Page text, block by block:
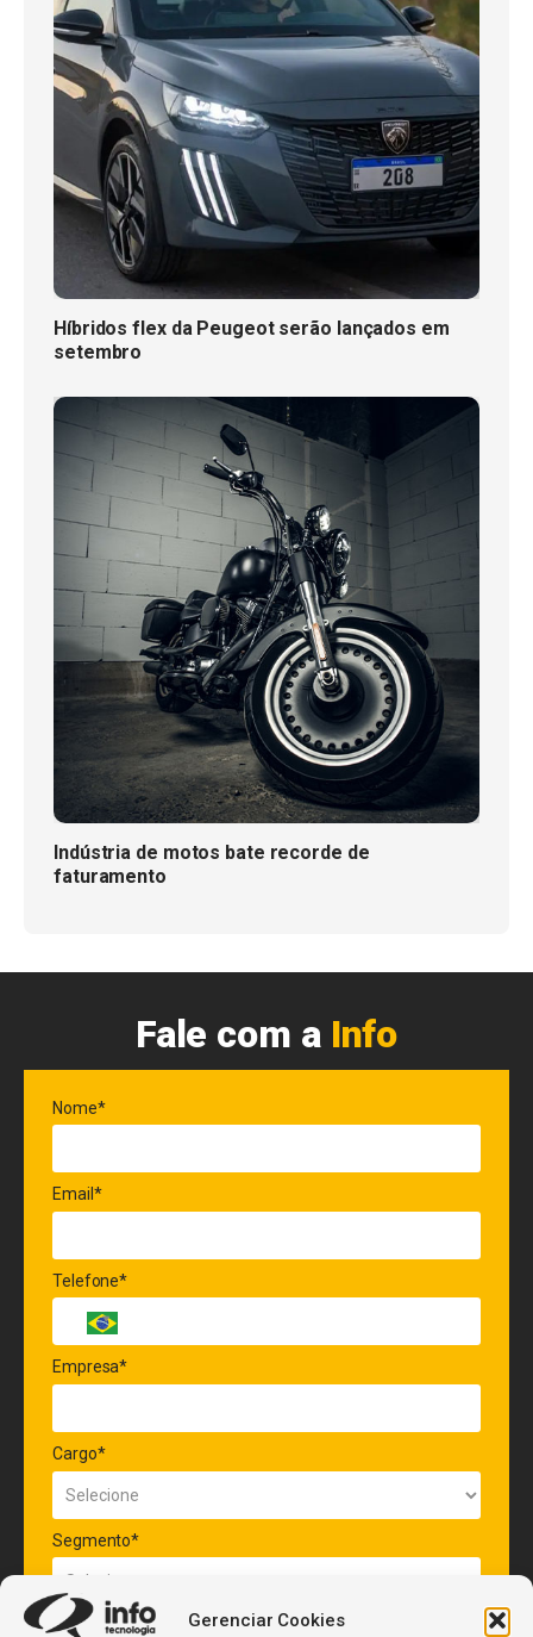
Gerenciar Cookies
Híbridos flex da Peugeot serão lançados em
setembro
Indústria de motos bate recorde de
faturamento
Fale com a Info
Nome*
Email*
Telefone*
Empresa*
Cargo*
Segmento*
Quantidade de veículos da frota*